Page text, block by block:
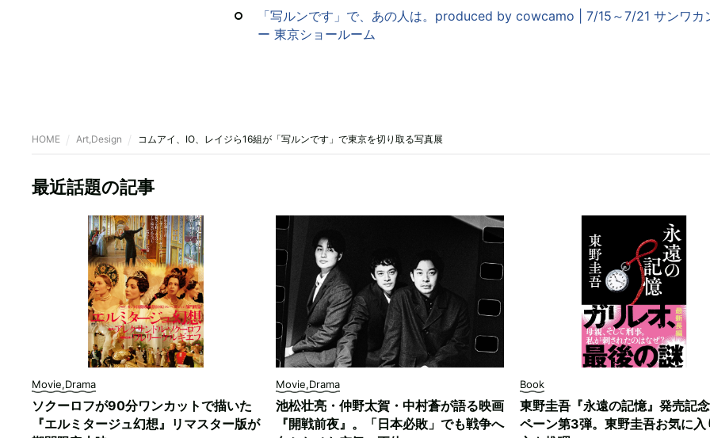
「写ルンです」で、あの人は。produced by cowcamo | 7/15～7/21 サンワカ
ー 東京ショールーム
HOME Art,Design コムアイ、IO、レイジら16組が「写ルンです」で東京を切り取る写真展
最近話題の記事
Movie,Drama
ソクーロフが90分ワンカットで描いた
『エルミタージュ幻想』リマスター版が
Movie,Drama
池松壮亮・仲野太賀・中村蒼が語る映画
『開戦前夜』。「日本必敗」でも戦争へ
Book
東野圭吾『永遠の記憶』発売記
ペーン第3弾。東野圭吾お気に入